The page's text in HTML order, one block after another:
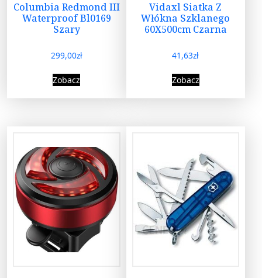
Columbia Redmond III
Waterproof Bl0169
Szary
299,00zł
Zobacz
Vidaxl Siatka Z
Włókna Szklanego
60X500cm Czarna
41,63zł
Zobacz